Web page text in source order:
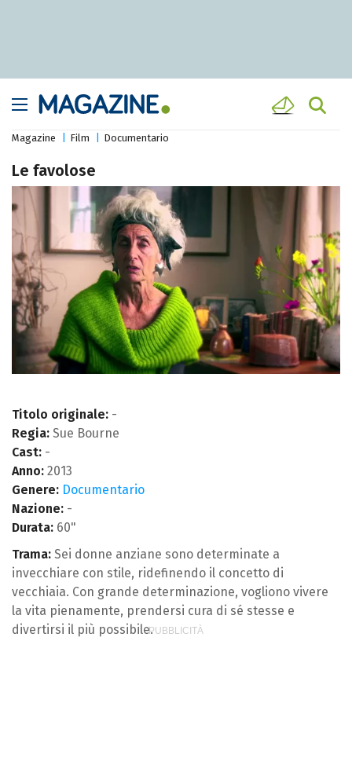
Magazine Film Documentario
Le favolose
Titolo originale: -
Regia: Sue Bourne
Cast: -
Anno: 2013
Genere: Documentario
Nazione: -
Durata: 60"
Trama: Sei donne anziane sono determinate a
invecchiare con stile, ridefinendo il concetto di
vecchiaia. Con grande determinazione, vogliono vivere
la vita pienamente, prendersi cura di sé stesse e
divertirsi il più possibile.